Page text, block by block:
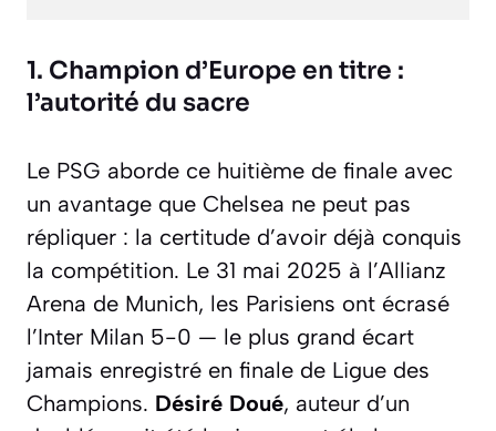
1. Champion d’Europe en titre :
l’autorité du sacre
Le PSG aborde ce huitième de finale avec
un avantage que Chelsea ne peut pas
répliquer : la certitude d’avoir déjà conquis
la compétition. Le 31 mai 2025 à l’Allianz
Arena de Munich, les Parisiens ont écrasé
l’Inter Milan 5-0 — le plus grand écart
jamais enregistré en finale de Ligue des
Champions. Désiré Doué, auteur d’un